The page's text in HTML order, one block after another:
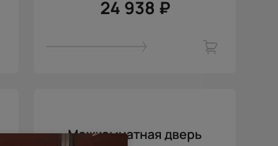
24 938 ₽
Межкомнатная дверь